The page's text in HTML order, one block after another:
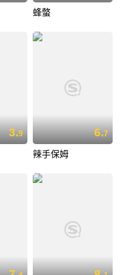
蜂螫
3.9 6.7
辣手保姆